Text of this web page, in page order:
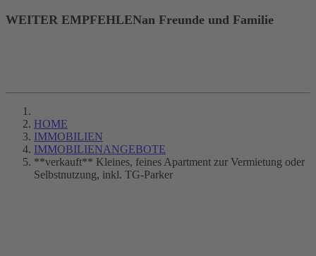
WEITER EMPFEHLENan Freunde und Familie
HOME
IMMOBILIEN
IMMOBILIENANGEBOTE
**verkauft** Kleines, feines Apartment zur Vermietung oder
Selbstnutzung, inkl. TG-Parker